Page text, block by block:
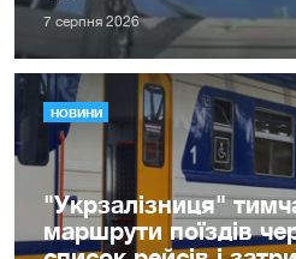
7 серпня 2026
НОВИНИ
"Укрзалізниця"
маршрути поїздів